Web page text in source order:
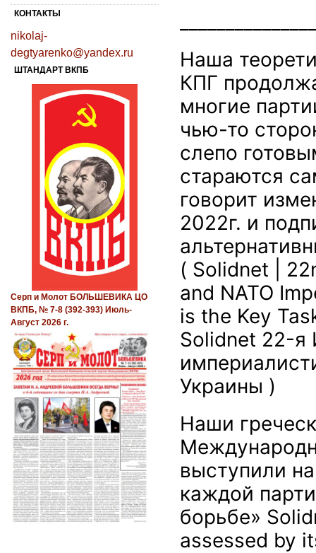
Наша
КПГ
многие
чью-то
слепо
стараются
говорит
2022г. и
( Solidnet |
and NATO
is the Key
Solidnet 22-
Украины )
Наши
выступили
каждой
борьбе»
assessed by
КОНТАКТЫ
nikolaj-
degtyarenko@yandex.ru
ШТАНДАРТ ВКПБ
Серп и Молот БОЛЬШЕВИКА ЦО
ВКПБ, № 7-8 (392-393) Июль-
Август 2026 г.